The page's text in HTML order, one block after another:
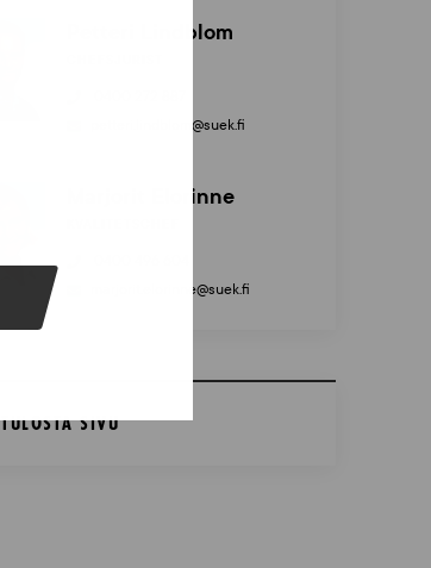
Petteri Lindblom
petteri.lindblom@suek.fi
Marjorit Elorinne
marjorit.elorinne@suek.fi
TULOSTA SIVU